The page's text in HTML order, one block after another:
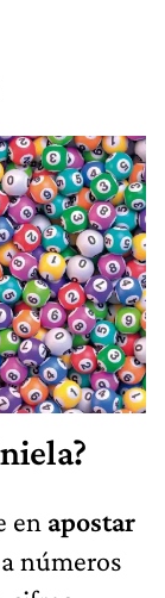
en apostar
a números